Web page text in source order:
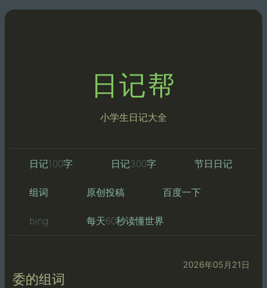
日记帮
小学生日记大全
日记100字 日记300字 节日日记
组词 原创投稿 百度一下
bing 每天60秒读懂世界
2026年05月21日
委的组词